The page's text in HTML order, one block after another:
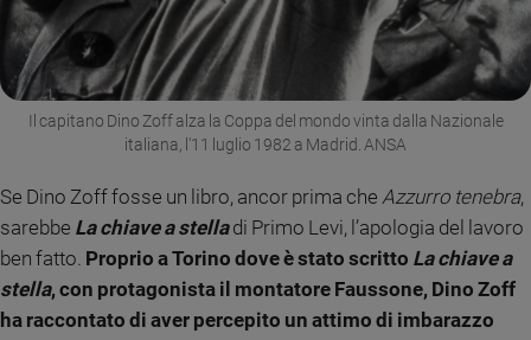
Il capitano Dino Zoff alza la Coppa del mondo vinta dalla Nazionale
italiana, l'11 luglio 1982 a Madrid. ANSA
Se Dino Zoff fosse un libro, ancor prima che Azzurro tenebra,
sarebbe La chiave a stelladi Primo Levi, l’apologia del lavoro
ben fatto. Proprio a Torino dove è stato scritto La chiave a
stella, con protagonista il montatore Faussone, Dino Zoff
ha raccontato di aver percepito un attimo di imbarazzo